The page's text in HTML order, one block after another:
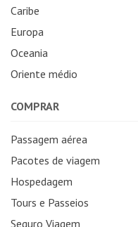
Caribe
Europa
Oceania
Oriente médio
COMPRAR
Passagem aérea
Pacotes de viagem
Hospedagem
Tours e Passeios
Seguro Viagem